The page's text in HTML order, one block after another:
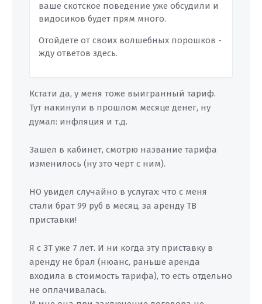
ваше скотское поведение уже обсудили и
видосиков будет прям много.
Отойдете от своих волшебных порошков -
жду ответов здесь.
Кстати да, у меня тоже выигранный тариф.
Тут накинули в прошлом месяце денег, ну
думал: инфляция и т.д.
Зашел в кабинет, смотрю название тарифа
изменилось (ну это черт с ним).
НО увидел случайно в услугах: что с меня
стали брат 99 руб в месяц, за аренду ТВ
приставки!
Я с ЗТ уже 7 лет. И ни когда эту приставку в
аренду не брал (нюанс, раньше аренда
входила в стоимость тарифа), то есть отдельно
не оплачивалась.